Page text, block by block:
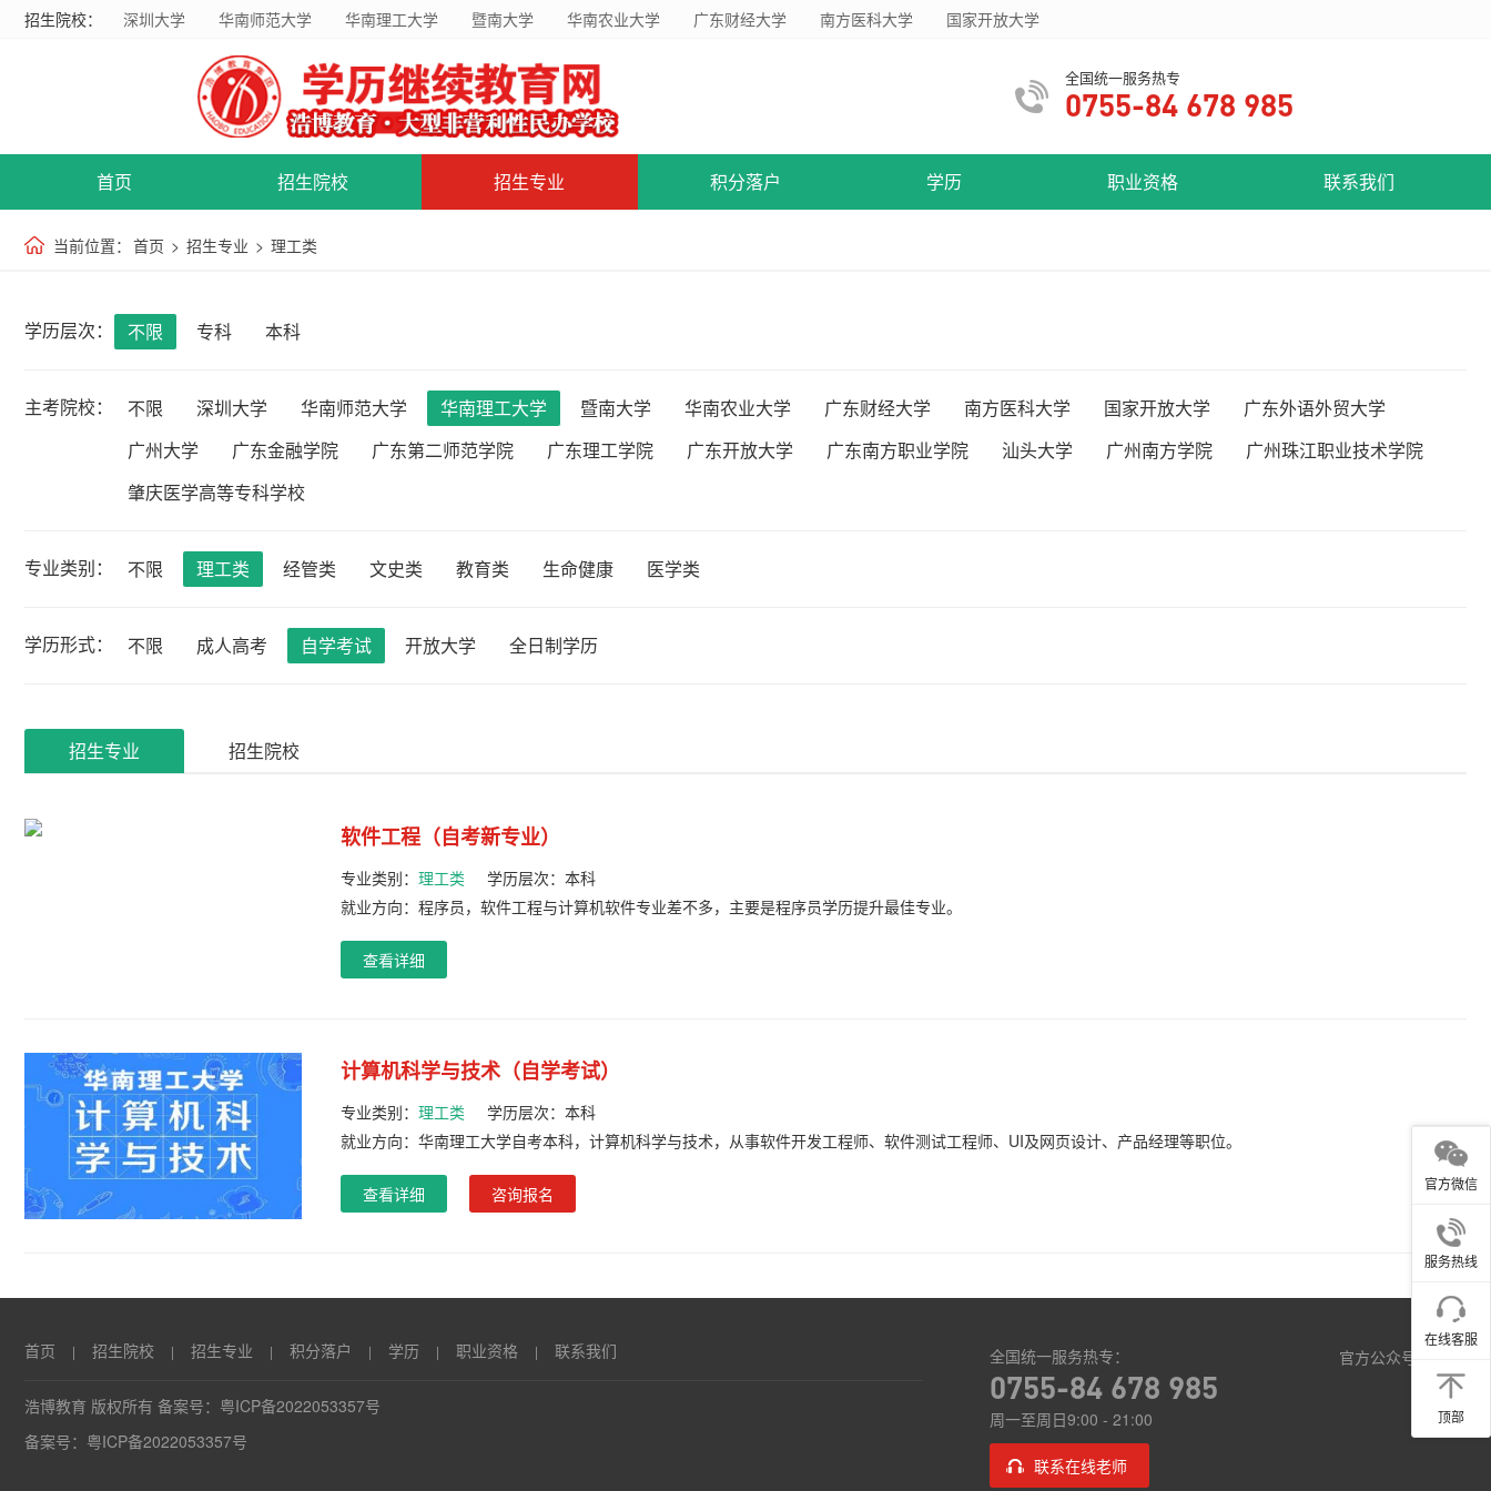
招生院校： 深圳大学 华南师范大学 华南理工大学 暨南大学 华南农业大学 广东财经大学 南方医科大学 国家开放大学
全国统一服务热专
0755-84 678 985
首页 招生院校 招生专业 积分落户 学历 职业资格 联系我们
当前位置： 首页 > 招生专业 > 理工类
学历层次： 不限 专科 本科
主考院校： 不限 深圳大学 华南师范大学 华南理工大学 暨南大学 华南农业大学 广东财经大学 南方医科大学 国家开放大学
广东外语外贸大学
广州大学
广东金融学院 广东第二师范学院 广东理工学院 广东开放大学 广东南方职业学院 汕头大学 广州南方学院
广州珠江职业技术学院
肇庆医学高等专科学校
专业类别： 不限 理工类 经管类 文史类 教育类 生命健康 医学类
学历形式： 不限 成人高考 自学考试 开放大学 全日制学历
招生专业 招生院校
软件工程（自考新专业）
专业类别： 理工类 学历层次： 本科
就业方向：程序员，软件工程与计算机软件专业差不多，主要是程序员学历提升最佳专业。
查看详细
计算机科学与技术（自学考试）
专业类别： 理工类 学历层次： 本科
就业方向：华南理工大学自考本科，计算机科学与技术，从事软件开发工程师、软件测试工程师、UI及网页设计、产品经理等职位。
查看详细 咨询报名
首页 | 招生院校 | 招生专业 | 积分落户 | 学历 | 职业资格 | 联系我们
浩博教育 版权所有 备案号： 粤ICP备2022053357号
备案号： 粤ICP备2022053357号
全国统一服务热专：
0755-84 678 985
周一至周日9:00 - 21:00
联系在线老师
官方公众号
官方微信
服务热线
在线客服
顶部